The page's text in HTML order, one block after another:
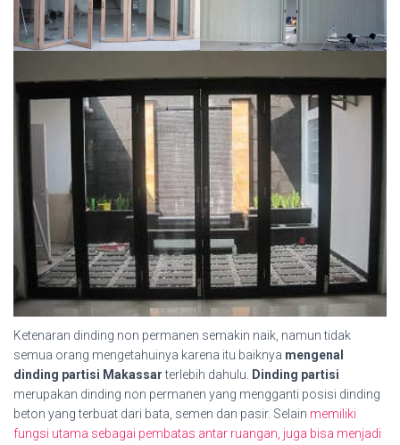
Ketenaran dinding non permanen semakin naik, namun tidak
semua orang mengetahuinya karena itu baiknya mengenal
dinding partisi Makassarterlebih dahulu.
Dinding partisi
merupakan dinding non permanen yang mengganti posisi dinding
beton yang terbuat dari bata, semen dan pasir. Selain memiliki
fungsi utama sebagai pembatas antar ruangan, juga bisa menjadi